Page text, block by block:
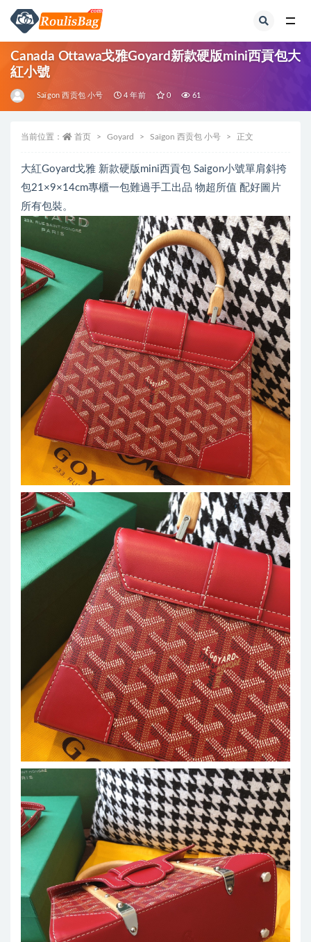
Canada Ottawa戈雅Goyard新款硬版mini西貢包大
紅小號
Saïgon 西贡包 小号 4 年前 0 61
当前位置： 首页 Goyard Saïgon 西贡包 小号 正文
大紅Goyard戈雅 新款硬版mini西貢包 Saigon小號單肩斜挎
包21×9×14cm專櫃一包難過手工出品 物超所值 配好圖片
所有包裝。